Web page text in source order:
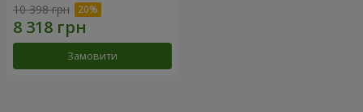
10 398 грн
Замовити